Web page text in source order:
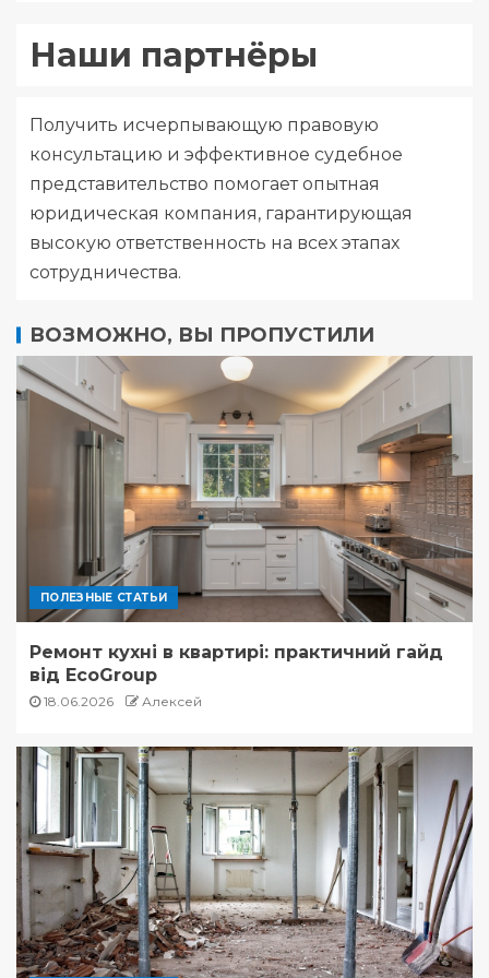
Наши партнёры
Получить исчерпывающую правовую
консультацию и эффективное судебное
представительство помогает опытная
юридическая компания, гарантирующая
высокую ответственность на всех этапах
сотрудничества.
ВОЗМОЖНО, ВЫ ПРОПУСТИЛИ
ПОЛЕЗНЫЕ СТАТЬИ
Ремонт кухні в квартирі: практичний гайд
від EcoGroup
18.06.2026 Алексей